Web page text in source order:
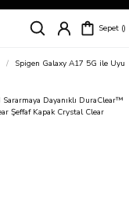
Sepet
Spigen Galaxy A17 5G ile